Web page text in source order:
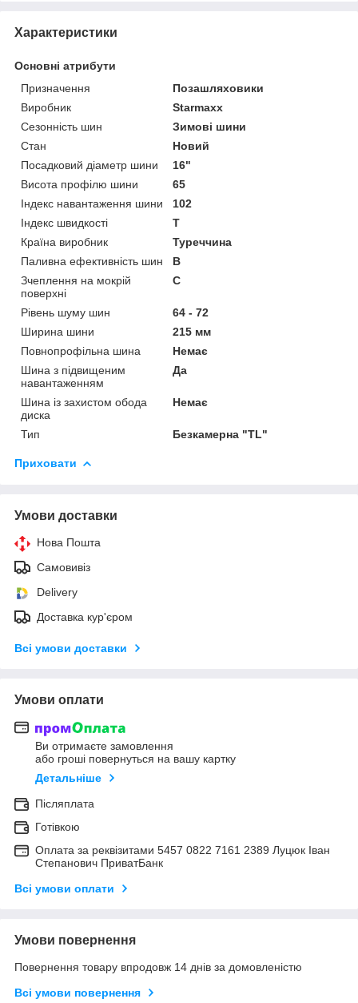
Характеристики
Основні атрибути
Призначення
Позашляховики
Виробник
Starmaxx
Сезонність шин
Зимові шини
Стан
Новий
Посадковий діаметр шини
16"
Висота профілю шини
65
Індекс навантаження шини
102
Індекс швидкості
T
Країна виробник
Туреччина
Паливна ефективність шин
B
Зчеплення на мокрій
поверхні
C
Рівень шуму шин
64 - 72
Ширина шини
215 мм
Повнопрофільна шина
Немає
Шина з підвищеним
навантаженням
Да
Шина із захистом обода
диска
Немає
Тип Безкамерна "TL"
Приховати
Умови доставки
Нова Пошта
Самовивіз
Delivery
Доставка кур'єром
Всі умови доставки
Умови оплати
Ви отримаєте замовлення
або гроші повернуться на вашу картку
Детальніше
Післяплата
Готівкою
Оплата за реквізитами 5457 0822 7161 2389 Луцюк Іван
Степанович ПриватБанк
Всі умови оплати
Умови повернення
Повернення товару впродовж 14 днів за домовленістю
Всі умови повернення